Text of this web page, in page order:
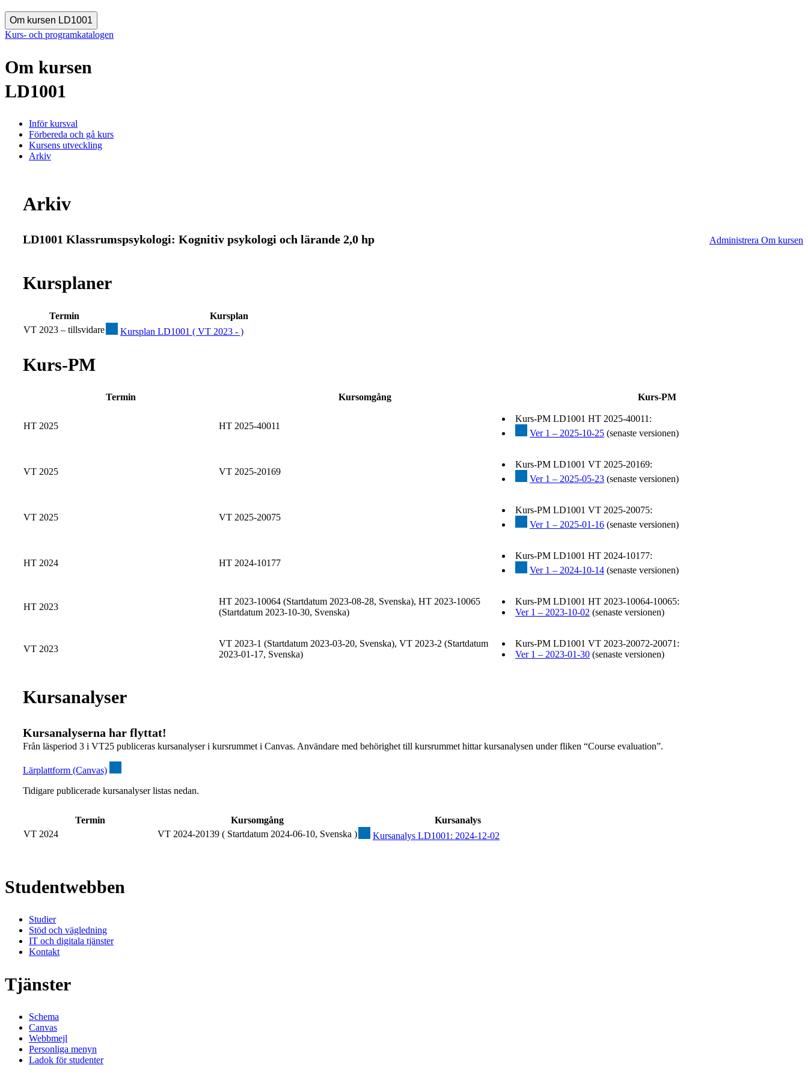
Om kursen LD1001
Kurs- och programkatalogen
Om kursen
LD1001
Inför kursval
Förbereda och gå kurs
Kursens utveckling
Arkiv
Arkiv
LD1001 Klassrumspsykologi: Kognitiv psykologi och lärande 2,0 hp Administrera Om kursen
Kursplaner
Termin
Kursplan
VT 2023 – tillsvidare
Kursplan LD1001 ( VT 2023 - )
Kurs-PM
Termin Kursomgång Kurs-PM
HT 2025 HT 2025-40011
Kurs-PM LD1001 HT 2025-40011:
Ver 1 – 2025-10-25 (senaste versionen)
VT 2025 VT 2025-20169
Kurs-PM LD1001 VT 2025-20169:
Ver 1 – 2025-05-23 (senaste versionen)
VT 2025 VT 2025-20075
Kurs-PM LD1001 VT 2025-20075:
Ver 1 – 2025-01-16 (senaste versionen)
HT 2024 HT 2024-10177
Kurs-PM LD1001 HT 2024-10177:
Ver 1 – 2024-10-14 (senaste versionen)
HT 2023
HT 2023-10064 (Startdatum 2023-08-28, Svenska), HT 2023-10065
(Startdatum 2023-10-30, Svenska)
Kurs-PM LD1001 HT 2023-10064-10065:
Ver 1 – 2023-10-02 (senaste versionen)
VT 2023
VT 2023-1 (Startdatum 2023-03-20, Svenska), VT 2023-2 (Startdatum
2023-01-17, Svenska)
Kurs-PM LD1001 VT 2023-20072-20071:
Ver 1 – 2023-01-30 (senaste versionen)
Kursanalyser
Kursanalyserna har flyttat!
Från läsperiod 3 i VT25 publiceras kursanalyser i kursrummet i Canvas. Användare med behörighet till kursrummet hittar kursanalysen under fliken “Course evaluation”.
Lärplattform (Canvas)
Tidigare publicerade kursanalyser listas nedan.
Termin Kursomgång
Kursanalys
VT 2024
VT 2024-20139 ( Startdatum 2024-06-10, Svenska ) Kursanalys LD1001: 2024-12-02
Studentwebben
Studier
Stöd och vägledning
IT och digitala tjänster
Kontakt
Tjänster
Schema
Canvas
Webbmejl
Personliga menyn
Ladok för studenter